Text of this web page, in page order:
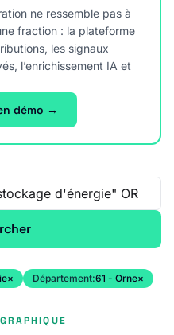
ne ressemble pas à
fraction : la plateforme
les signaux
l’enrichissement IA et
démo →
× Département:61 - Orne×